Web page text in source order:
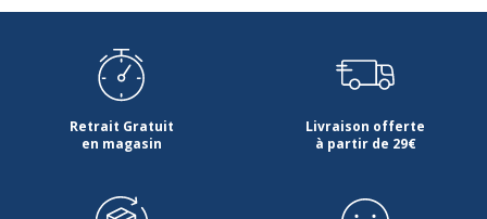
Retrait Gratuit
en magasin
Livraison offerte
à partir de 29€